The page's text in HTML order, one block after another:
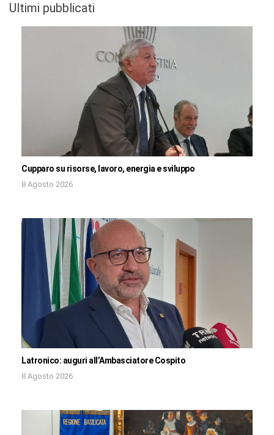
Ultimi pubblicati
Cupparo su risorse, lavoro, energia e sviluppo
8 Agosto 2026
Latronico: auguri all’Ambasciatore Cospito
8 Agosto 2026